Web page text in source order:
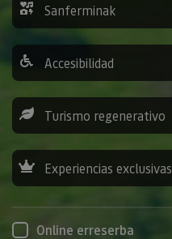
Sanferminak
Accesibilidad
Turismo regenerativo
Experiencias exclusivas
Online erreserba